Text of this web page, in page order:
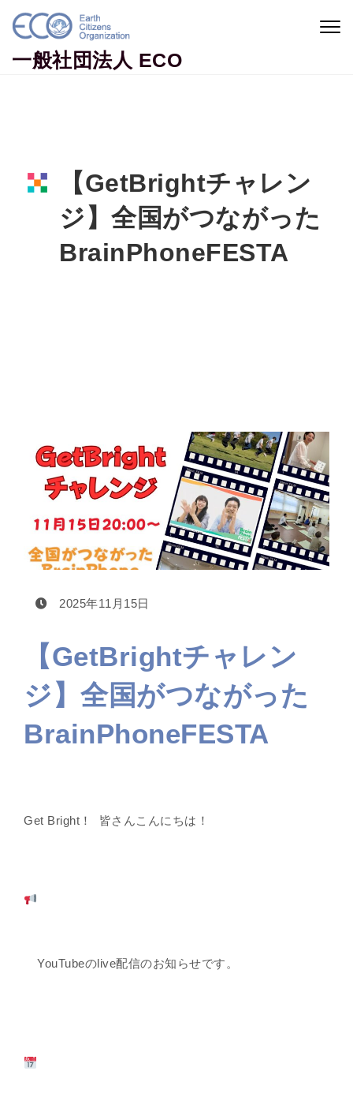
Skip to content
一般社団法人 ECO
【GetBrightチャレン
ジ】全国がつながった
BrainPhoneFESTA
2025年11月15日
【GetBrightチャレン
ジ】全国がつながった
BrainPhoneFESTA
Get Bright！ 皆さんこんにちは！
YouTubeのlive配信のお知らせです。